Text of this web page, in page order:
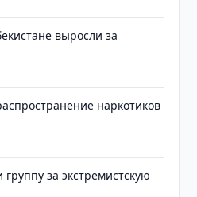
выросли за
наркотиков
за экстремистскую